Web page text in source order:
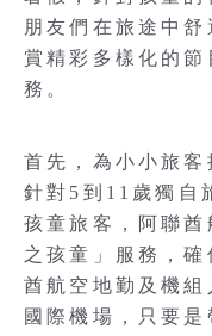
朋友們在旅途中
賞精彩多樣化的
務。
首先，為小小旅客
針對5到11歲獨自
孩童旅客，阿聯酋
之孩童」服務，
酋航空地勤及機
國際機場，只要